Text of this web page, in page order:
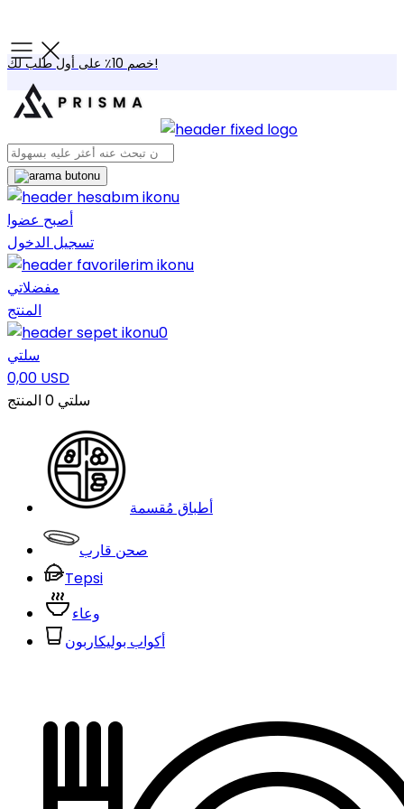
خصم 10٪ على أول طلب لك!
أصبح عضوا
تسجيل الدخول
مفضلاتي
المنتج
0
سلتي
0,00 USD
سلتي 0 المنتج
أطباق مُقسمة
صحن قارب
Tepsi
وعاء
أكواب بوليكاربون